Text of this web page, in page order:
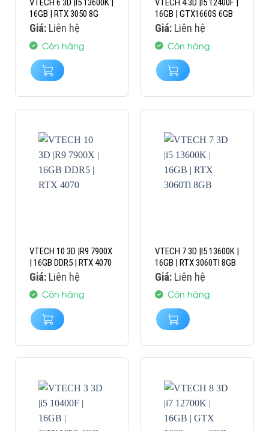
VTECH 6 3D |I5 13600K |
16GB | RTX 3050 8G
Giá:Liên hệ
Còn hàng
VTECH 4 3D |I5 12400F |
16GB | GTX1660S 6GB
Giá:Liên hệ
Còn hàng
VTECH 10 3D |R9 7900X
| 16GB DDR5 | RTX 4070
Giá:Liên hệ
Còn hàng
VTECH 7 3D |I5 13600K |
16GB | RTX 3060TI 8GB
Giá:Liên hệ
Còn hàng